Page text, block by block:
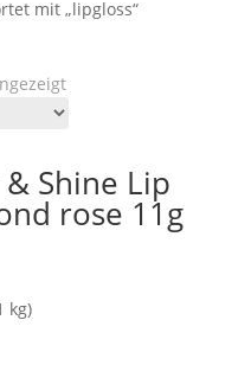
mit „lipgloss“
Shine Lip
rose 11g
kg)